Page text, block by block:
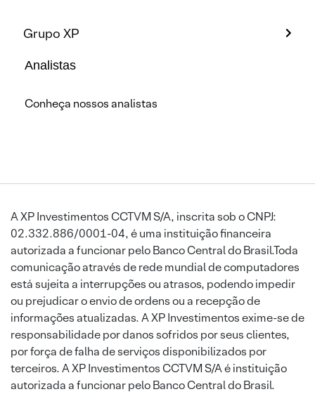
Grupo XP
Analistas
Conheça nossos analistas
A XP Investimentos CCTVM S/A, inscrita sob o CNPJ:
02.332.886/0001-04, é uma instituição financeira
autorizada a funcionar pelo Banco Central do Brasil.Toda
comunicação através de rede mundial de computadores
está sujeita a interrupções ou atrasos, podendo impedir
ou prejudicar o envio de ordens ou a recepção de
informações atualizadas. A XP Investimentos exime-se de
responsabilidade por danos sofridos por seus clientes,
por força de falha de serviços disponibilizados por
terceiros. A XP Investimentos CCTVM S/A é instituição
autorizada a funcionar pelo Banco Central do Brasil.